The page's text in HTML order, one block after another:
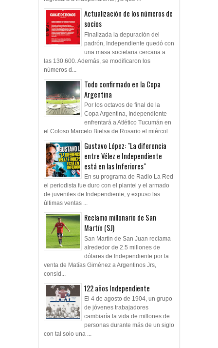
Actualización de los números de
socios
Finalizada la depuración del
padrón, Independiente quedó con
una masa societaria cercana a
las 130.600. Además, se modificaron los
números d...
Todo confirmado en la Copa
Argentina
Por los octavos de final de la
Copa Argentina, Independiente
enfrentará a Atlético Tucumán en
el Coloso Marcelo Bielsa de Rosario el miércol...
Gustavo López: "La diferencia
entre Vélez e Independiente
está en las Inferiores"
En su programa de Radio La Red
el periodista fue duro con el plantel y el armado
de juveniles de Independiente, y expuso las
últimas ventas ...
Reclamo millonario de San
Martín (SJ)
San Martín de San Juan reclama
alrededor de 2.5 millones de
dólares de Independiente por la
venta de Matías Giménez a Argentinos Jrs,
consid...
122 años Independiente
El 4 de agosto de 1904, un grupo
de jóvenes trabajadores
cambiaría la vida de millones de
personas durante más de un siglo
con tal solo una ...